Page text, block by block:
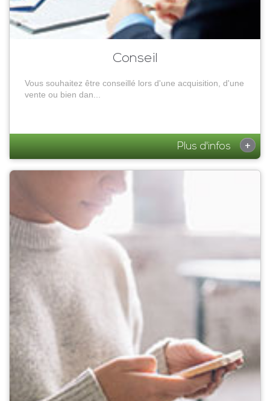
Conseil
Vous souhaitez être conseillé lors d'une acquisition, d'une
vente ou bien dan...
Plus d'infos +